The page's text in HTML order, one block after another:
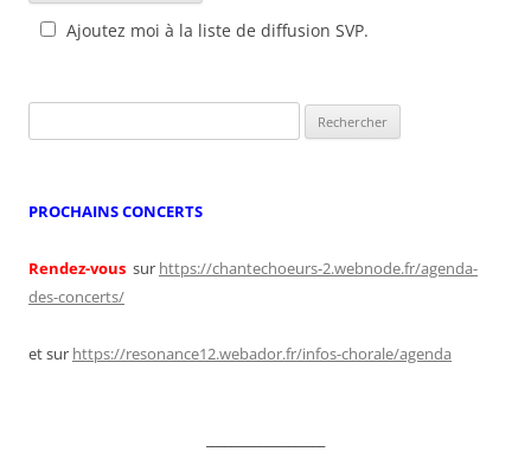
Ajoutez moi à la liste de diffusion SVP.
PROCHAINS CONCERTS
Rendez-vous sur https://chantechoeurs-2.webnode.fr/agenda-
des-concerts/
et sur https://resonance12.webador.fr/infos-chorale/agenda